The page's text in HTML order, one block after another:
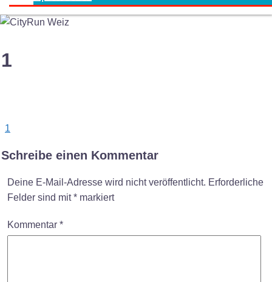
1
Post
1
Schreibe einen Kommentar
Deine E-Mail-Adresse wird nicht veröffentlicht. Erforderliche
Felder sind mit* markiert
Kommentar *